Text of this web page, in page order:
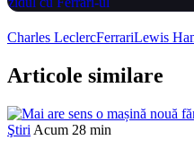
Charles LeclercFerrariLewis
Articole similare
Ştiri Acum 28 min